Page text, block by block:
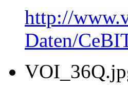
http://
Daten/